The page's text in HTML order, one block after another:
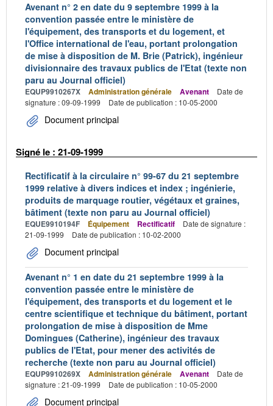
Avenant n° 2 en date du 9 septembre 1999 à la
convention passée entre le ministère de
l'équipement, des transports et du logement, et
l'Office international de l'eau, portant prolongation
de mise à disposition de M. Brie (Patrick), ingénieur
divisionnaire des travaux publics de l'Etat (texte non
paru au Journal officiel)
EQUP9910267X Administration générale Avenant
Date de
signature : 09-09-1999
Date de publication : 10-05-2000
Document principal
Signé le : 21-09-1999
Rectificatif à la circulaire n° 99-67 du 21 septembre
1999 relative à divers indices et index ; ingénierie,
produits de marquage routier, végétaux et graines,
bâtiment (texte non paru au Journal officiel)
EQUE9910194F Équipement Rectificatif
Date de signature :
21-09-1999
Date de publication : 10-02-2000
Document principal
Avenant n° 1 en date du 21 septembre 1999 à la
convention passée entre le ministère de
l'équipement, des transports et du logement et le
centre scientifique et technique du bâtiment, portant
prolongation de mise à disposition de Mme
Domingues (Catherine), ingénieur des travaux
publics de l'Etat, pour mener des activités de
recherche (texte non paru au Journal officiel)
EQUP9910269X Administration générale Avenant
Date de
signature : 21-09-1999
Date de publication : 10-05-2000
Document principal